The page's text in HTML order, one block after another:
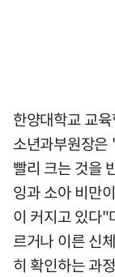
한양대학교 교
소년과부원장
빨리 크는 것을
잉과 소아 비만
이 커지고 있다"
르거나 이른 신
히 확인하는 과